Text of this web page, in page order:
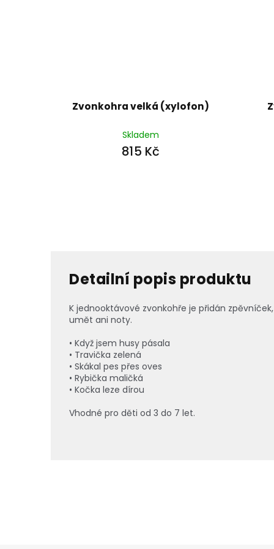
Zvonkohra velká (xylofon)
Skladem
815 Kč
Detailní popis produktu
K jednooktávové zvonkohře je přidán
umět ani noty.
• Když jsem husy pásala
• Travička zelená
• Skákal pes přes oves
• Rybička maličká
• Kočka leze dírou
Vhodné pro děti od 3 do 7 let.